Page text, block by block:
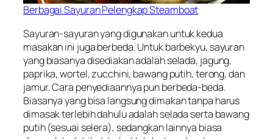
Berbagai Sayuran Pelengkap Steamboat
Sayuran-sayuran yang digunakan untuk kedua
masakan ini juga berbeda. Untuk barbekyu, sayuran
yang biasanya disediakan adalah selada, jagung,
paprika, wortel, zucchini, bawang putih, terong, dan
jamur. Cara penyediaannya pun berbeda-beda.
Biasanya yang bisa langsung dimakan tanpa harus
dimasak terlebih dahulu adalah selada serta bawang
putih (sesuai selera), sedangkan lainnya biasa